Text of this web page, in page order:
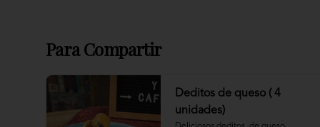
Para Compartir
Deditos de queso ( 4
unidades)